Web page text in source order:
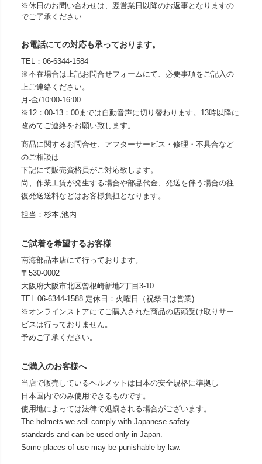
※休日のお問い合わせは、翌営業日以降のお返事となりますの
でご了承ください
お電話にての対応も承っております。
TEL：06-6344-1584
※不在場合は上記お問合せフォームにて、必要事項をご記入の
上ご連絡ください。
月-金/10:00-16:00
※12：00-13：00までは自動音声に切り替わります。13時以降に
改めてご連絡をお願い致します。
商品に関するお問合せ、アフターサービス・修理・不具合など
のご相談は
下記にて販売資格員がご対応致します。
尚、作業工賃が発生する場合や部品代金、発送を伴う場合の往
復発送送料などはお客様負担となります。
担当：杉本,池内
ご試着を希望するお客様
南海部品本店にて行っております。
〒530-0002
大阪府大阪市北区曾根崎新地2丁目3-10
TEL.06-6344-1588 定休日：火曜日（祝祭日は営業)
※オンラインストアにてご購入された商品の店頭受け取りサー
ビスは行っておりません。
予めご了承ください。
ご購入のお客様へ
当店で販売しているヘルメットは日本の安全規格に準拠し
日本国内でのみ使用できるものです。
使用地によっては法律で処罰される場合がございます。
The helmets we sell comply with Japanese safety
standards and can be used only in Japan.
Some places of use may be punishable by law.